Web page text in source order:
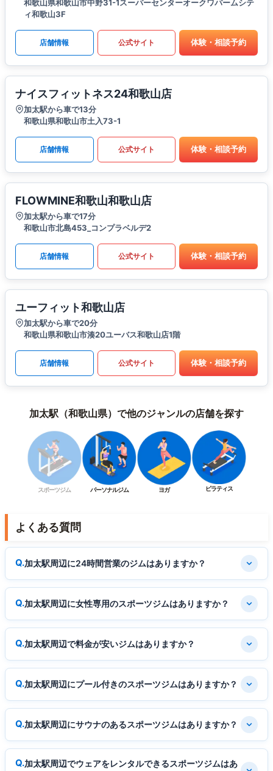
和歌山県和歌山市中野31-1スーパーセンターオークワパームシテ
ィ和歌山3F
店舗情報 公式サイト 体験・相談予約
ナイスフィットネス24和歌山店
加太駅から車で13分
和歌山県和歌山市土入73-1
店舗情報 公式サイト 体験・相談予約
FLOWMINE和歌山和歌山店
加太駅から車で17分
和歌山市北島453_コンプラベルデ2
店舗情報 公式サイト 体験・相談予約
ユーフィット和歌山店
加太駅から車で20分
和歌山県和歌山市湊20ユーバス和歌山店1階
店舗情報 公式サイト 体験・相談予約
加太駅（和歌山県）で他のジャンルの店舗を探す
スポーツジム パーソナルジム ヨガ ピラティス
よくある質問
加太駅周辺に24時間営業のジムはありますか？
加太駅周辺に女性専用のスポーツジムはありますか？
加太駅周辺で料金が安いジムはありますか？
加太駅周辺にプール付きのスポーツジムはありますか？
加太駅周辺にサウナのあるスポーツジムはありますか？
加太駅周辺でウェアをレンタルできるスポーツジムはあ